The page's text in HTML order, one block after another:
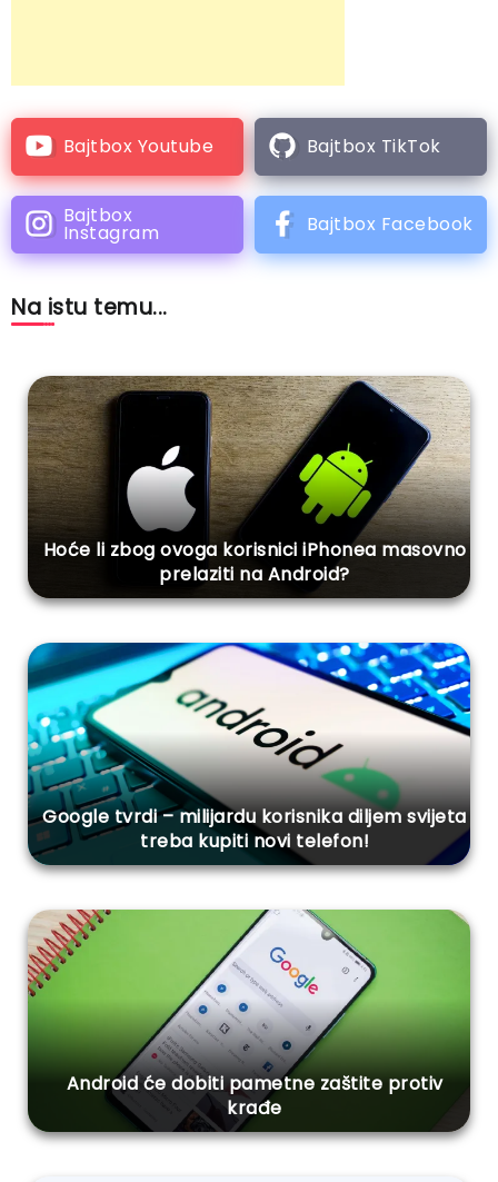
Bajtbox Youtube Bajtbox TikTok
Bajtbox
Instagram Bajtbox Facebook
Na istu temu...
Hoće li zbog ovoga korisnici iPhonea masovno
prelaziti na Android?
Google tvrdi – milijardu korisnika diljem svijeta
treba kupiti novi telefon!
Android će dobiti pametne zaštite protiv
krađe